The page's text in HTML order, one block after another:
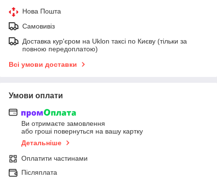
Нова Пошта
Самовивіз
Доставка кур'єром на Uklon таксі по Києву (тільки за
повною передоплатою)
Всі умови доставки
Умови оплати
Ви отримаєте замовлення
або гроші повернуться на вашу картку
Детальніше
Оплатити частинами
Післяплата